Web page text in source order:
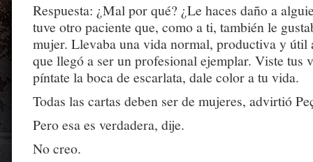
Respuesta: ¿Mal por qué? ¿Le haces daño a
tuve otro paciente que, como a ti, también le
mujer. Llevaba una vida normal, productiva y útil
que llegó a ser un profesional ejemplar. Viste tus
píntate la boca de escarlata, dale color a tu vida.
Todas las cartas deben ser de mujeres, advirtió
Pero esa es verdadera, dije.
No creo.